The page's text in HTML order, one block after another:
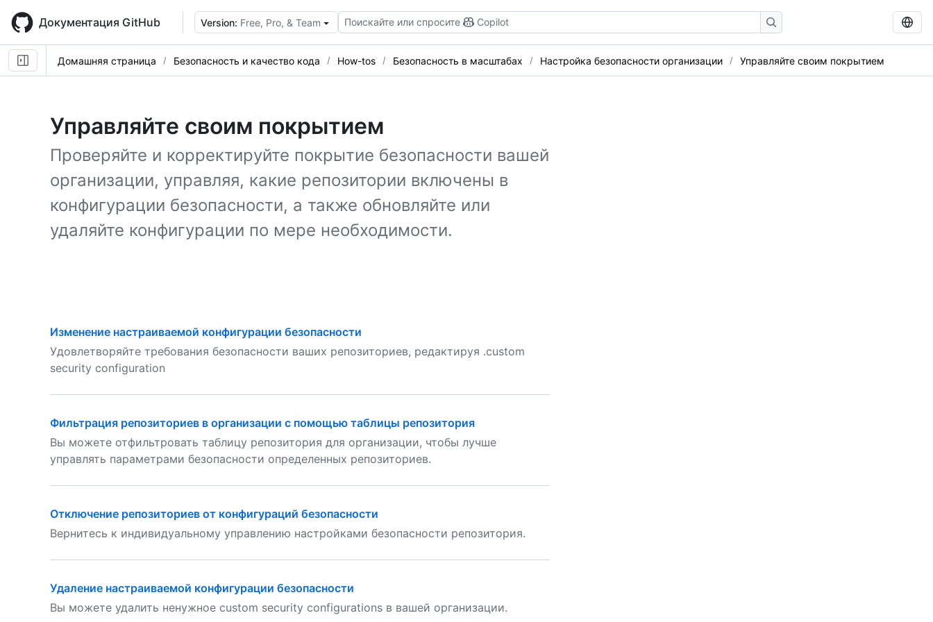
main
content
Документация GitHub Version: Free, Pro, & Team Поискайте или спросите Copilot
Домашняя страница Безопасность и качество кода How-tos Безопасность в масштабах Настройка безопасности организации Управляйте своим покрытием
Управляйте своим покрытием
Проверяйте и корректируйте покрытие безопасности вашей
организации, управляя, какие репозитории включены в
конфигурации безопасности, а также обновляйте или
удаляйте конфигурации по мере необходимости.
Изменение настраиваемой конфигурации безопасности
Удовлетворяйте требования безопасности ваших репозиториев, редактируя .custom
security configuration
Фильтрация репозиториев в организации с помощью таблицы репозитория
Вы можете отфильтровать таблицу репозитория для организации, чтобы лучше
управлять параметрами безопасности определенных репозиториев.
Отключение репозиториев от конфигураций безопасности
Вернитесь к индивидуальному управлению настройками безопасности репозитория.
Удаление настраиваемой конфигурации безопасности
Вы можете удалить ненужное custom security configurations в вашей организации.